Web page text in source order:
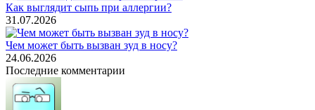
Как выглядит сыпь при аллергии?
31.07.2026
Чем может быть вызван зуд в носу?
24.06.2026
Последние комментарии